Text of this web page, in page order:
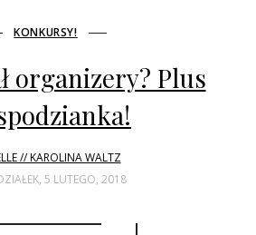
KONKURSY!
organizery? Plus
// KAROLINA WALTZ
5 LUTEGO, 2018